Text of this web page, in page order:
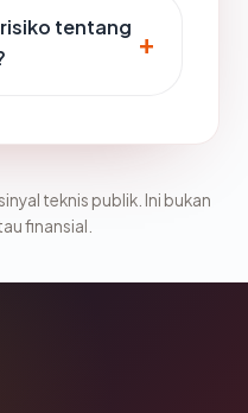
tentang
teknis publik. Ini bukan
finansial.